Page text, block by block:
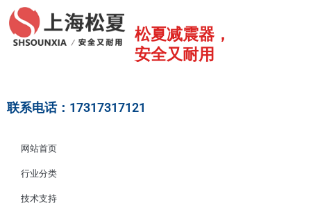
至
松夏减震器，
安全又耐用
联系电话：17317317121
网站首页
行业分类
技术支持